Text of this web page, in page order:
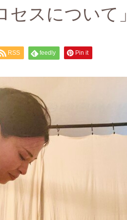
スについて」
RSS feedly Pin it